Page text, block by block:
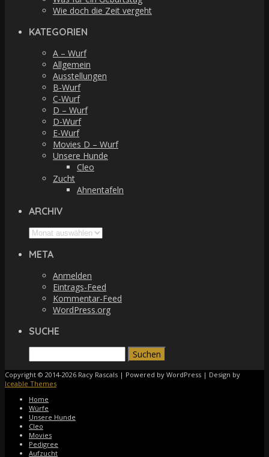
Wie doch die Zeit vergeht
KATEGORIEN
A – Wurf
Allgemein
Ausstellungen
B-Wurf
C-Wurf
D – Wurf
D-Wurf
E-Wurf
Movies D – Wurf
Unsere Hunde
Cleo
Zucht
Ahnentafeln
ARCHIV
Archiv
META
Anmelden
Eintrags-Feed
Kommentar-Feed
WordPress.org
SUCHE
nach:
Copyright © 2014-2026 Racy Rascals | Powered by WordPress | Design by
Iceable Themes
Home
Würfe
Unsere Hunde
Cleo
Movies
Pedigree
Aufzucht